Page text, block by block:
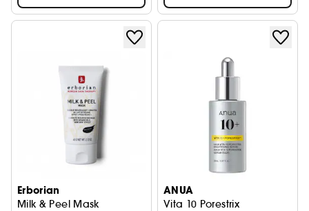
Erborian
Milk & Peel Mask
ANUA
Vita 10 Porestrix